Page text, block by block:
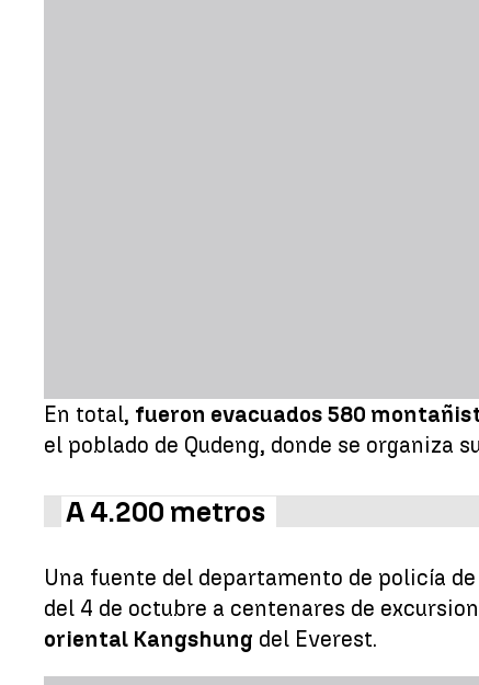
En total, fueron evacuados 580
el poblado de Qudeng, donde se organiza
A 4.200 metros
Una fuente del departamento de policía
del 4 de octubre a centenares de
oriental Kangshung del Everest.